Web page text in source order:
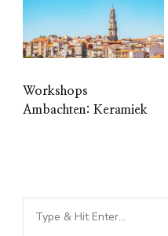
Workshops
Ambachten: Keramiek
Looking